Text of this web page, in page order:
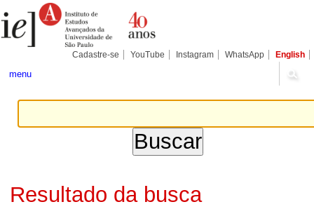
para
conteúdo.
Pessoais
Cadastre-se YouTube Instagram WhatsApp English
menu
Resultado da busca